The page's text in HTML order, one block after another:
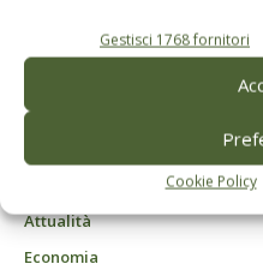
Gestisci 1768 fornitori
Cookie Policy
20157 Milano | Codice fiscale,
imprese di Milano: 00753480151
registrata presso il tribunale di
ROC "Poste italiane Spa - sped. A.P. -
DCB Milano" Roc n. 24344 del 11
Agrofarmaci – Difesa
Attualità
Economia